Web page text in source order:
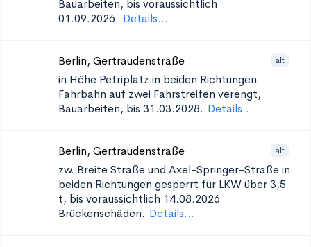
Bauarbeiten, bis voraussichtlich
01.09.2026. Details...
Berlin, Gertraudenstraße alt
in Höhe Petriplatz in beiden Richtungen
Fahrbahn auf zwei Fahrstreifen verengt,
Bauarbeiten, bis 31.03.2028. Details...
Berlin, Gertraudenstraße alt
zw. Breite Straße und Axel-Springer-Straße in
beiden Richtungen gesperrt für LKW über 3,5
t, bis voraussichtlich 14.08.2026
Brückenschäden. Details...